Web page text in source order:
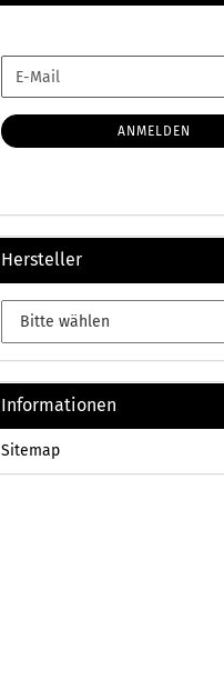
ZUR
ANMELDUNG
E-
Mail
ANMELDEN
Hersteller
Informationen
Sitemap